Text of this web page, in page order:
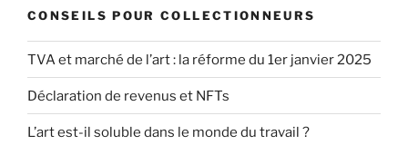
CONSEILS POUR COLLECTIONNEURS
TVA et marché de l’art : la réforme du 1er janvier 2025
Déclaration de revenus et NFTs
L’art est-il soluble dans le monde du travail ?